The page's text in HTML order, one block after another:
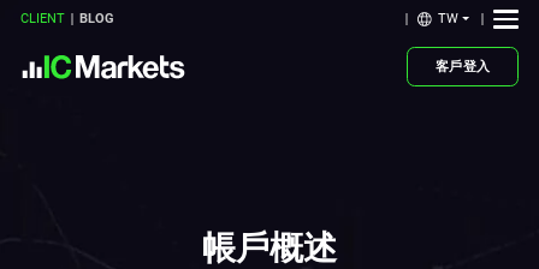
CLIENT BLOG TW
客戶登入
帳戶概述